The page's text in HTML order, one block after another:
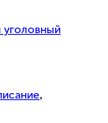
уголовный
,